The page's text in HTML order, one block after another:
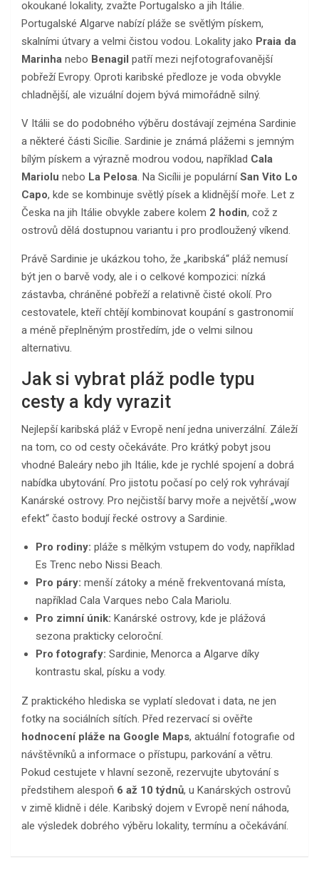
okoukané lokality, zvažte Portugalsko a jih Itálie.
Portugalské Algarve nabízí pláže se světlým pískem,
skalními útvary a velmi čistou vodou. Lokality jako Praia da
Marinha nebo Benagil patří mezi nejfotografovanější
pobřeží Evropy. Oproti karibské předloze je voda obvykle
chladnější, ale vizuální dojem bývá mimořádně silný.
V Itálii se do podobného výběru dostávají zejména Sardinie
a některé části Sicílie. Sardinie je známá plážemi s jemným
bílým pískem a výrazně modrou vodou, například Cala
Mariolu nebo La Pelosa. Na Sicílii je populárníSan Vito Lo
Capo, kde se kombinuje světlý písek a klidnější moře. Let z
Česka na jih Itálie obvykle zabere kolem 2 hodin, což z
ostrovů dělá dostupnou variantu i pro prodloužený víkend.
Právě Sardinie je ukázkou toho, že „karibská“ pláž nemusí
být jen o barvě vody, ale i o celkové kompozici: nízká
zástavba, chráněné pobřeží a relativně čisté okolí. Pro
cestovatele, kteří chtějí kombinovat koupání s gastronomií
a méně přeplněným prostředím, jde o velmi silnou
alternativu.
Jak si vybrat pláž podle typu
cesty a kdy vyrazit
Nejlepší karibská pláž v Evropě není jedna univerzální. Záleží
na tom, co od cesty očekáváte. Pro krátký pobyt jsou
vhodné Baleáry nebo jih Itálie, kde je rychlé spojení a dobrá
nabídka ubytování. Pro jistotu počasí po celý rok vyhrávají
Kanárské ostrovy. Pro nejčistší barvy moře a největší „wow
efekt“ často bodují řecké ostrovy a Sardinie.
Pro rodiny: pláže s mělkým vstupem do vody, například
Es Trenc nebo Nissi Beach.
Pro páry: menší zátoky a méně frekventovaná místa,
například Cala Varques nebo Cala Mariolu.
Pro zimní únik: Kanárské ostrovy, kde je plážová
sezona prakticky celoroční.
Pro fotografy: Sardinie, Menorca a Algarve díky
kontrastu skal, písku a vody.
Z praktického hlediska se vyplatí sledovat i data, ne jen
fotky na sociálních sítích. Před rezervací si ověřte
hodnocení pláže na Google Maps, aktuální fotografie od
návštěvníků a informace o přístupu, parkování a větru.
Pokud cestujete v hlavní sezoně, rezervujte ubytování s
předstihem alespoň 6 až 10 týdnů, u Kanárských ostrovů
v zimě klidně i déle. Karibský dojem v Evropě není náhoda,
ale výsledek dobrého výběru lokality, termínu a očekávání.